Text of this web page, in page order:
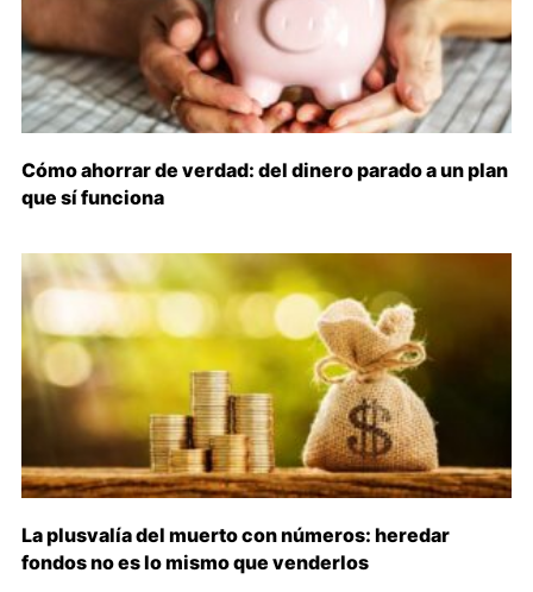
Cómo ahorrar de verdad: del dinero parado a un plan
que sí funciona
La plusvalía del muerto con números: heredar
fondos no es lo mismo que venderlos